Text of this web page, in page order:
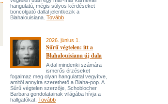
hangulatú, mégis súlyos kérdéseket
boncolgató dallal jelentkezik a
Blahalouisiana. Tovább
2026. június 1.
Sűrű végtelen: itt a
Blahalouisiana új dala
A dal mindenki számára
ismerős érzéseket
fogalmaz meg olyan hangulattal vegyítve,
amitől annyira szerethető a Blaha-pop. A
Sűrű végtelen szerzője, Schoblocher
Barbara gondolatainak világába hívja a
hallgatókat. Tovább